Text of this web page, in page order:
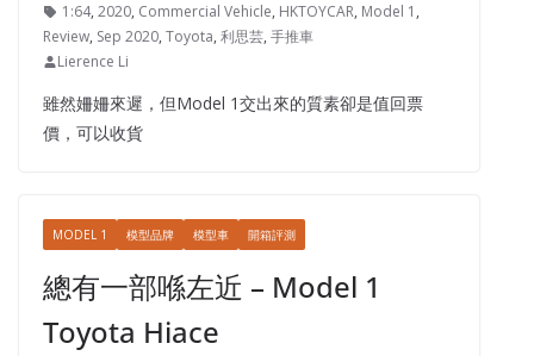
1:64, 2020, Commercial Vehicle, HKTOYCAR, Model 1 ,
Review, Sep 2020, Toyota, 利思芸, 手推車
Lierence Li
雖然姍姍來遲，但Model 1交出來的質素卻是值回票
價，可以收貨
MODEL 1 模型品牌 模型車 開箱評測
總有一部喺左近 – Model 1
Toyota Hiace